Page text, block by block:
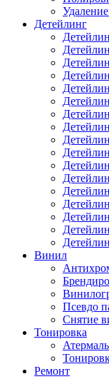
Детейлинг
Винил
Псевдо
Снятие
Тонировка
Ремонт